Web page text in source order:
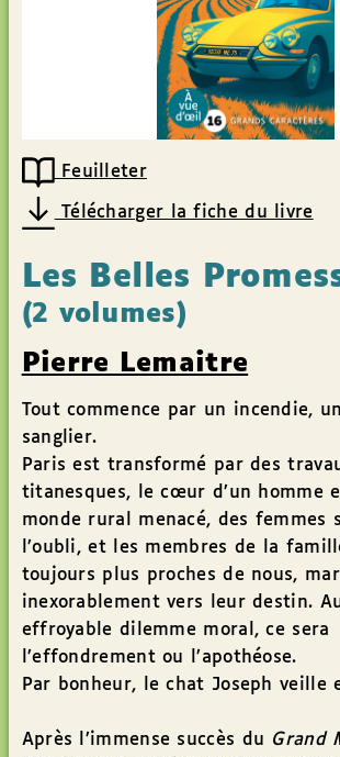
Feuilleter
Télécharger la fiche du livre
Les Belles
(2 volumes)
Pierre Lemaitre
Tout commence par un incendie,
sanglier.
Paris est transformé par des
titanesques, le cœur d’un homme
monde rural menacé, des femmes
l’oubli, et les membres de la
toujours plus proches de nous,
inexorablement vers leur destin.
effroyable dilemme moral, ce sera
l’effondrement ou l’apothéose.
Par bonheur, le chat Joseph veille
Après l’immense succès du Grand